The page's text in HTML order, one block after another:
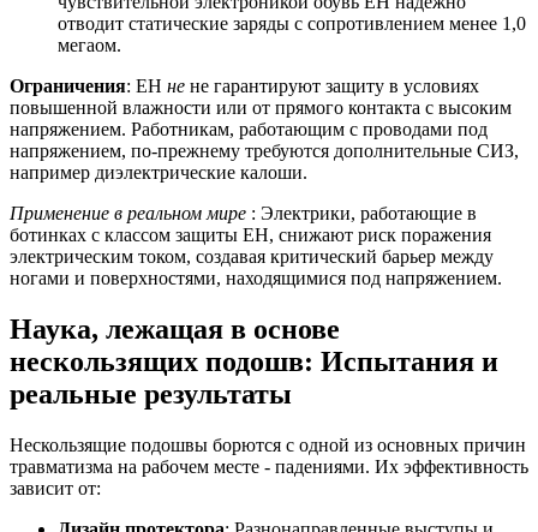
отводит статические заряды с сопротивлением менее 1,0
мегаом.
Ограничения: EH не не гарантируют защиту в условиях
повышенной влажности или от прямого контакта с высоким
напряжением. Работникам, работающим с проводами под
напряжением, по-прежнему требуются дополнительные СИЗ,
например диэлектрические калоши.
Применение в реальном мире : Электрики, работающие в
ботинках с классом защиты EH, снижают риск поражения
электрическим током, создавая критический барьер между
ногами и поверхностями, находящимися под напряжением.
Наука, лежащая в основе
нескользящих подошв: Испытания и
реальные результаты
Нескользящие подошвы борются с одной из основных причин
травматизма на рабочем месте - падениями. Их эффективность
зависит от: